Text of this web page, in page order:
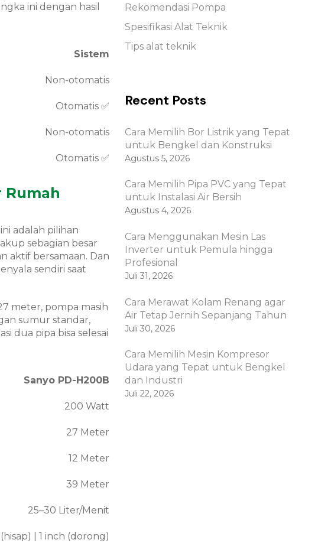
ini dengan hasil
Sistem
Non-otomatis
Otomatis ✅
Non-otomatis
Otomatis ✅
Rumah
adalah pilihan
sebagian besar
aktif bersamaan. Dan
sendiri saat
meter, pompa masih
sumur standar,
dua pipa bisa selesai
Sanyo PD-H200B
200 Watt
27 Meter
12 Meter
39 Meter
25–30 Liter/Menit
| 1 inch (dorong)
Rekomendasi Pompa
Spesifikasi Alat Teknik
Tips alat teknik
Recent Posts
Cara Memilih Bor Listrik yang Tepat
untuk Bengkel dan Konstruksi
Agustus 5, 2026
Cara Memilih Pipa PVC yang Tepat
untuk Instalasi Air Bersih
Agustus 4, 2026
Cara Menggunakan Mesin Las
Inverter untuk Pemula hingga
Profesional
Juli 31, 2026
Cara Merawat Kolam Renang agar
Air Tetap Jernih Sepanjang Tahun
Juli 30, 2026
Cara Memilih Mesin Kompresor
Udara yang Tepat untuk Bengkel
dan Industri
Juli 22, 2026